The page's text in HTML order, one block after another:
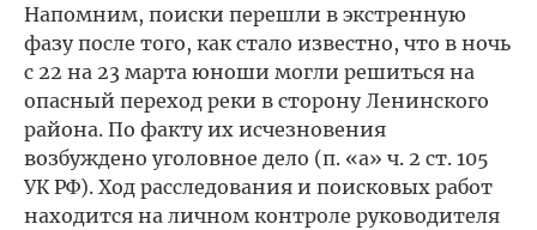
Напомним, поиски перешли в экстренную
фазу после того, как стало известно, что в ночь
с 22 на 23 марта юноши могли решиться на
опасный переход реки в сторону Ленинского
района. По факту их исчезновения
возбуждено уголовное дело (п. «а» ч. 2 ст. 105
УК РФ). Ход расследования и поисковых работ
находится на личном контроле руководителя